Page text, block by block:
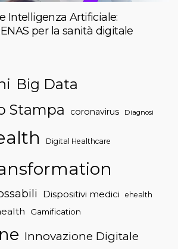
Intelligenza Artificiale:
per la sanità digitale
Big Data
Stampa
coronavirus Diagnosi
Digital Healthcare
Dispositivi medici ehealth
Gamification
Innovazione Digitale